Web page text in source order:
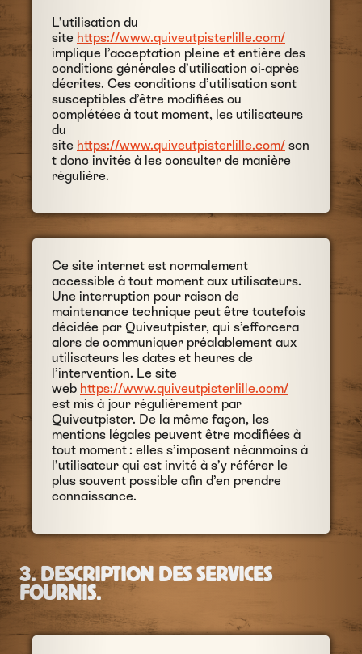
L’utilisation du
site https://www.quiveutpisterlille.com/
implique l’acceptation pleine et entière des
conditions générales d’utilisation ci-après
décrites. Ces conditions d’utilisation sont
susceptibles d’être modifiées ou
complétées à tout moment, les utilisateurs
du
site https://www.quiveutpisterlille.com/ son
t donc invités à les consulter de manière
régulière.
Ce site internet est normalement
accessible à tout moment aux utilisateurs.
Une interruption pour raison de
maintenance technique peut être toutefois
décidée par Quiveutpister, qui s’efforcera
alors de communiquer préalablement aux
utilisateurs les dates et heures de
l’intervention. Le site
web https://www.quiveutpisterlille.com/
est mis à jour régulièrement par
Quiveutpister. De la même façon, les
mentions légales peuvent être modifiées à
tout moment : elles s’imposent néanmoins à
l’utilisateur qui est invité à s’y référer le
plus souvent possible afin d’en prendre
connaissance.
3. DESCRIPTION DES SERVICES
FOURNIS.